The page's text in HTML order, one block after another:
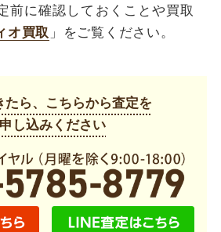
前に確認しておくことや買取
オ買取 」をご覧ください。
たら、こちらから査定を
し込みください